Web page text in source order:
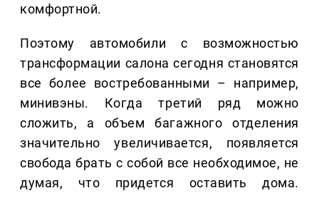
комфортной.
Поэтому автомобили с возможностью
трансформации салона сегодня становятся
все более востребованными – например,
минивэны. Когда третий ряд можно
сложить, а объем багажного отделения
значительно увеличивается, появляется
свобода брать с собой все необходимое, не
думая, что придется оставить дома.